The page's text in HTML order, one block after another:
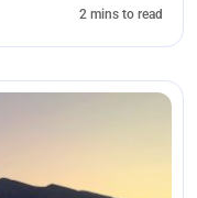
2 mins to read